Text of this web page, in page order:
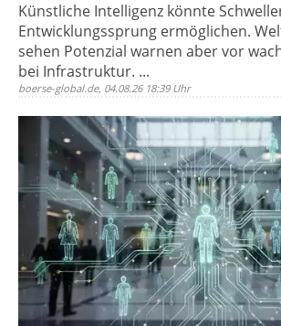
Künstliche Intelligenz könnte
Entwicklungssprung ermöglichen.
sehen Potenzial warnen aber vor
bei Infrastruktur. ...
boerse-global.de, 04.08.26 18:39 Uhr